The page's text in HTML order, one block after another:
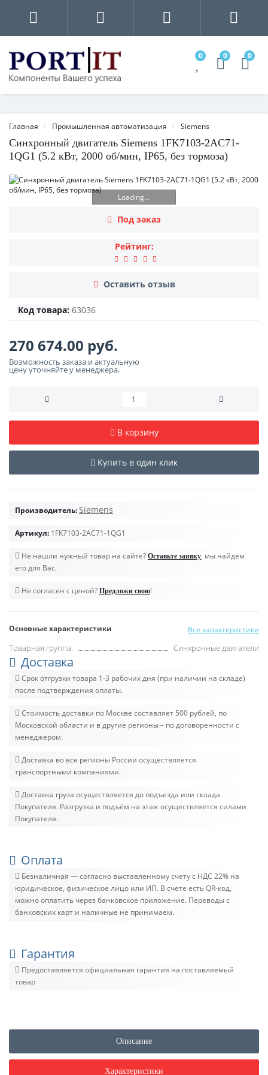
0 0 0
Главная Промышленная автоматизация Siemens
Синхронный двигатель Siemens 1FK7103-2AC71-
1QG1 (5.2 кВт, 2000 об/мин, IP65, без тормоза)
Loading...
Под заказ
Рейтинг:
Оставить отзыв
Код товара: 63036
270 674.00 руб.
Возможность заказа и актуальную
цену уточняйте у менеджера.
В корзину
Купить в один клик
Производитель: Siemens
Артикул: 1FK7103-2AC71-1QG1
Не нашли нужный товар на сайте? Оставьте заявку, мы найдем
его для Вас.
Не согласен с ценой? Предложи свою!
Основные характеристики Все характеристики
Товарная группа: Синхронные двигатели
Доставка
Срок отгрузки товара 1-3 рабочих дня (при наличии на складе)
после подтверждения оплаты.
Стоимость доставки по Москве составляет 500 рублей, по
Московской области и в другие регионы – по договоренности с
менеджером.
Доставка во все регионы России осуществляется
транспортными компаниями.
Доставка груза осуществляется до подъезда или склада
Покупателя. Разгрузка и подъём на этаж осуществляется силами
Покупателя.
Оплата
Безналичная — согласно выставленному счету c НДС 22% на
юридическое, физическое лицо или ИП. В счете есть QR-код,
можно оплатить через банковское приложение. Переводы с
банковских карт и наличные не принимаем.
Гарантия
Предоставляется официальная гарантия на поставляемый
товар
Описание
Характеристики